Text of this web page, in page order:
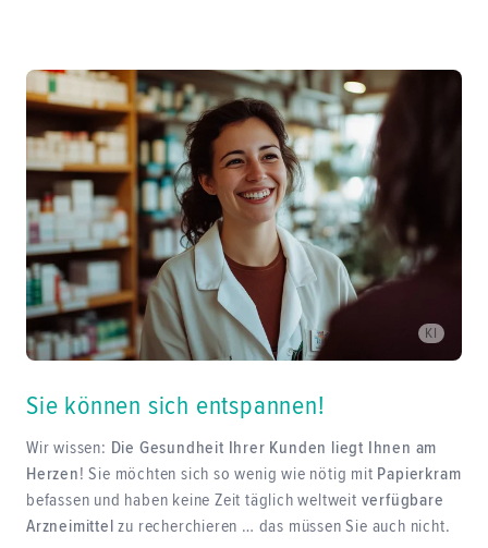
Sie können sich entspannen!
Wir wissen: Die Gesundheit Ihrer Kunden liegt Ihnen am
Herzen! Sie möchten sich so wenig wie nötig mit Papierkram
befassen und haben keine Zeit täglich weltweit verfügbare
Arzneimittel zu recherchieren … das müssen Sie auch nicht.
KI